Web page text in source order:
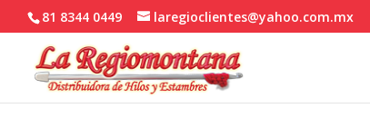
81 8344 0449 laregioclientes@yahoo.com.mx